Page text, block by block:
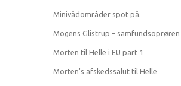
Minivådområder spot på.
Mogens Glistrup – samfundsoprøren
Morten til Helle i EU part 1
Morten's afskedssalut til Helle